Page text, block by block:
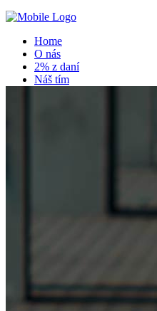
Home
O nás
2% z daní
Náš tím